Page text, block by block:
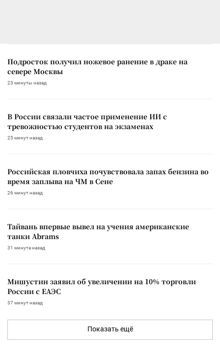
Подросток получил ножевое ранение в драке на
севере Москвы
23 минуты назад
В России связали частое применение ИИ с
тревожностью студентов на экзаменах
25 минут назад
Российская пловчиха почувствовала запах бензина во
время заплыва на ЧМ в Сене
26 минут назад
Тайвань впервые вывел на учения американские
танки Abrams
31 минута назад
Мишустин заявил об увеличении на 10% торговли
России с ЕАЭС
37 минут назад
Показать ещё